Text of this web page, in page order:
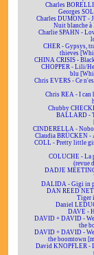
Charles BORELLI
Georges
Charles DUMONT -
Nuit blanche à
Charlie SPAHN -
CHER - Gypsys,
thieves
CHINA CRISIS -
CHOPPER - Lili/
blu
Chris EVERS - Ce
Chris REA - I can
Chubby
BALLARD -
CINDERELLA -
Claudia BRÜCKEN -
COLL - Pretty little
COLUCHE - La
(revue
DADJE
DALIDA - Gigi in
DAN REED
Tiger
Daniel
DAVE -
DAVID + DAVID -
the
DAVID + DAVID -
the boomtown
David KNOPFLER -